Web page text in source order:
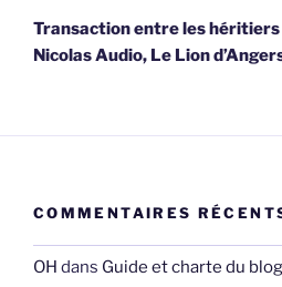
suivant
Transaction entre les
Nicolas Audio, Le Lion
COMMENTAIRES
OH dans Guide et charte du blog